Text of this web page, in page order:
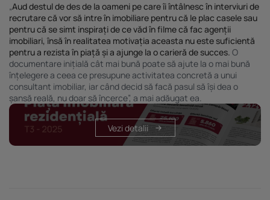
„Aud destul de des de la oameni pe care îi întâlnesc în interviuri de
recrutare că vor să intre în imobiliare pentru că le plac casele sau
pentru că se simt inspirați de ce văd în filme că fac agenții
imobiliari, însă în realitatea motivația aceasta nu este suficientă
pentru a rezista în piață și a ajunge la o carieră de succes. O
documentare inițială cât mai bună poate să ajute la o mai bună
înțelegere a ceea ce presupune activitatea concretă a unui
consultant imobiliar, iar când decid să facă pasul să își dea o
șansă reală, nu doar să încerce”, a mai adăugat ea.
Vezi detalii